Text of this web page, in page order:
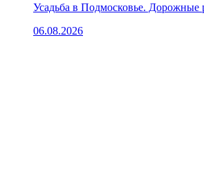
Усадьба в Подмосковье. Дорожные
06.08.2026